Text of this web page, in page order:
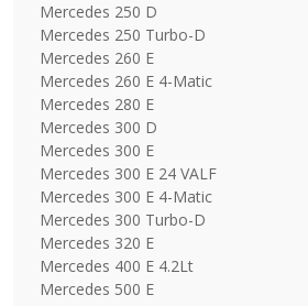
Mercedes 250 D
Mercedes 250 Turbo-D
Mercedes 260 E
Mercedes 260 E 4-Matic
Mercedes 280 E
Mercedes 300 D
Mercedes 300 E
Mercedes 300 E 24 VALF
Mercedes 300 E 4-Matic
Mercedes 300 Turbo-D
Mercedes 320 E
Mercedes 400 E 4.2Lt
Mercedes 500 E